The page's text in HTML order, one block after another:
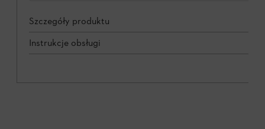
Szczegóły produktu
Instrukcje obsługi